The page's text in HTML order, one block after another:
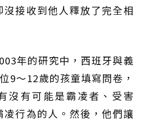
沒接收到他人釋放了完全相
年的研究中，西班牙與義
9～12歲的孩童填寫問卷，
沒有可能是霸凌者、受害
凌行為的人。然後，他們讓